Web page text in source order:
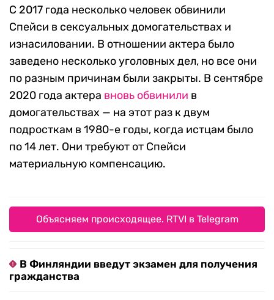
C 2017 года несколько человек обвинили
Спейси в сексуальных домогательствах и
изнасиловании. В отношении актера было
заведено несколько уголовных дел, но все они
по разным причинам были закрыты. В сентябре
2020 года актера вновь обвинили в
домогательствах — на этот раз к двум
подросткам в 1980-е годы, когда истцам было
по 14 лет. Они требуют от Спейси
материальную компенсацию.
Объясняем происходящее. RTVI в Telegram
В Финляндии введут экзамен для получения
гражданства